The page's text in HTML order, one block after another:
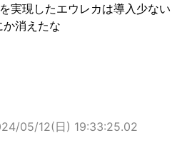
実現したエウレカは導入少ない
消えたな
05/12(日) 19:33:25.02